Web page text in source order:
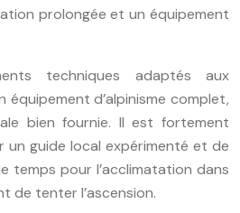
prolongée et un équipement
techniques adaptés aux
équipement d’alpinisme complet,
bien fournie. Il est fortement
un guide local expérimenté et de
temps pour l’acclimatation dans
de tenter l’ascension.